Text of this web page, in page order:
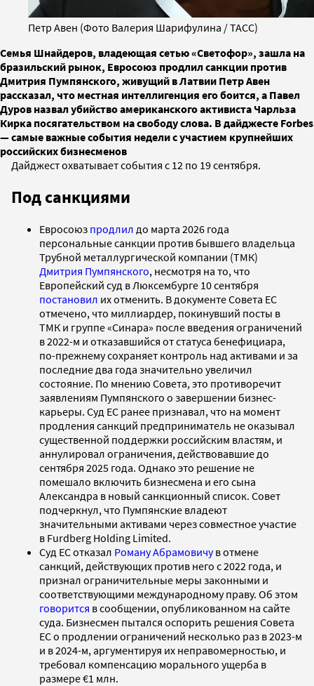
Петр Авен (Фото Валерия Шарифулина / ТАСС)
Семья Шнайдеров, владеющая сетью «Светофор», зашла на
бразильский рынок, Евросоюз продлил санкции против
Дмитрия Пумпянского, живущий в Латвии Петр Авен
рассказал, что местная интеллигенция его боится, а Павел
Дуров назвал убийство американского активиста Чарльза
Кирка посягательством на свободу слова. В дайджесте Forbes
— самые важные события недели с участием крупнейших
российских бизнесменов
Дайджест охватывает события с 12 по 19 сентября.
Под санкциями
Евросоюз продлил до марта 2026 года
персональные санкции против бывшего владельца
Трубной металлургической компании (ТМК)
Дмитрия Пумпянского, несмотря на то, что
Европейский суд в Люксембурге 10 сентября
постановил их отменить. В документе Совета ЕС
отмечено, что миллиардер, покинувший посты в
ТМК и группе «Синара» после введения ограничений
в 2022-м и отказавшийся от статуса бенефициара,
по-прежнему сохраняет контроль над активами и за
последние два года значительно увеличил
состояние. По мнению Совета, это противоречит
заявлениям Пумпянского о завершении бизнес-
карьеры. Суд ЕС ранее признавал, что на момент
продления санкций предприниматель не оказывал
существенной поддержки российским властям, и
аннулировал ограничения, действовавшие до
сентября 2025 года. Однако это решение не
помешало включить бизнесмена и его сына
Александра в новый санкционный список. Совет
подчеркнул, что Пумпянские владеют
значительными активами через совместное участие
в Furdberg Holding Limited.
Суд ЕС отказал Роману Абрамовичув отмене
санкций, действующих против него с 2022 года, и
признал ограничительные меры законными и
соответствующими международному праву. Об этом
говорится в сообщении, опубликованном на сайте
суда. Бизнесмен пытался оспорить решения Совета
ЕС о продлении ограничений несколько раз в 2023-м
и в 2024-м, аргументируя их неправомерностью, и
требовал компенсацию морального ущерба в
размере €1 млн.